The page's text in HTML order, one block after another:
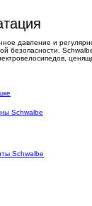
давление и
безопасности.
Schwalbe
Schwalbe